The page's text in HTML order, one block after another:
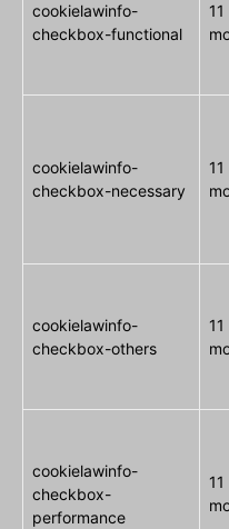
cookielawinfo-
checkbox-functional
11
cookielawinfo-
checkbox-necessary
11
cookielawinfo-
checkbox-others
11
cookielawinfo-
checkbox-
performance
11